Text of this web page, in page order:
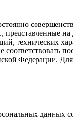
технических
Федерации.
данных